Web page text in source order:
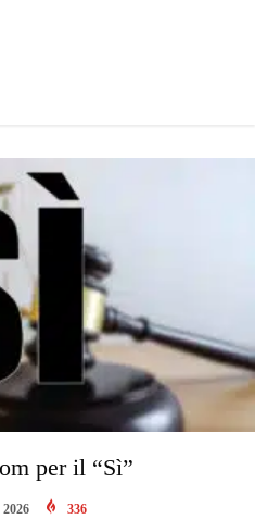
per il “Sì”
2026 336